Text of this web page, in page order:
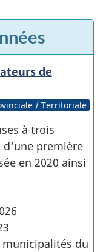
de
/ Territoriale
à trois
d'une première
en 2020 ainsi
du